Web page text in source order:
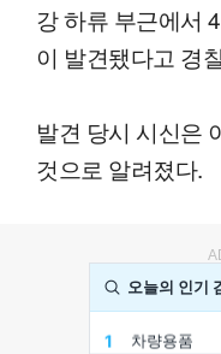
강 하류 부근에서
이 발견됐다고 경
발견 당시 시신은
것으로 알려졌다.